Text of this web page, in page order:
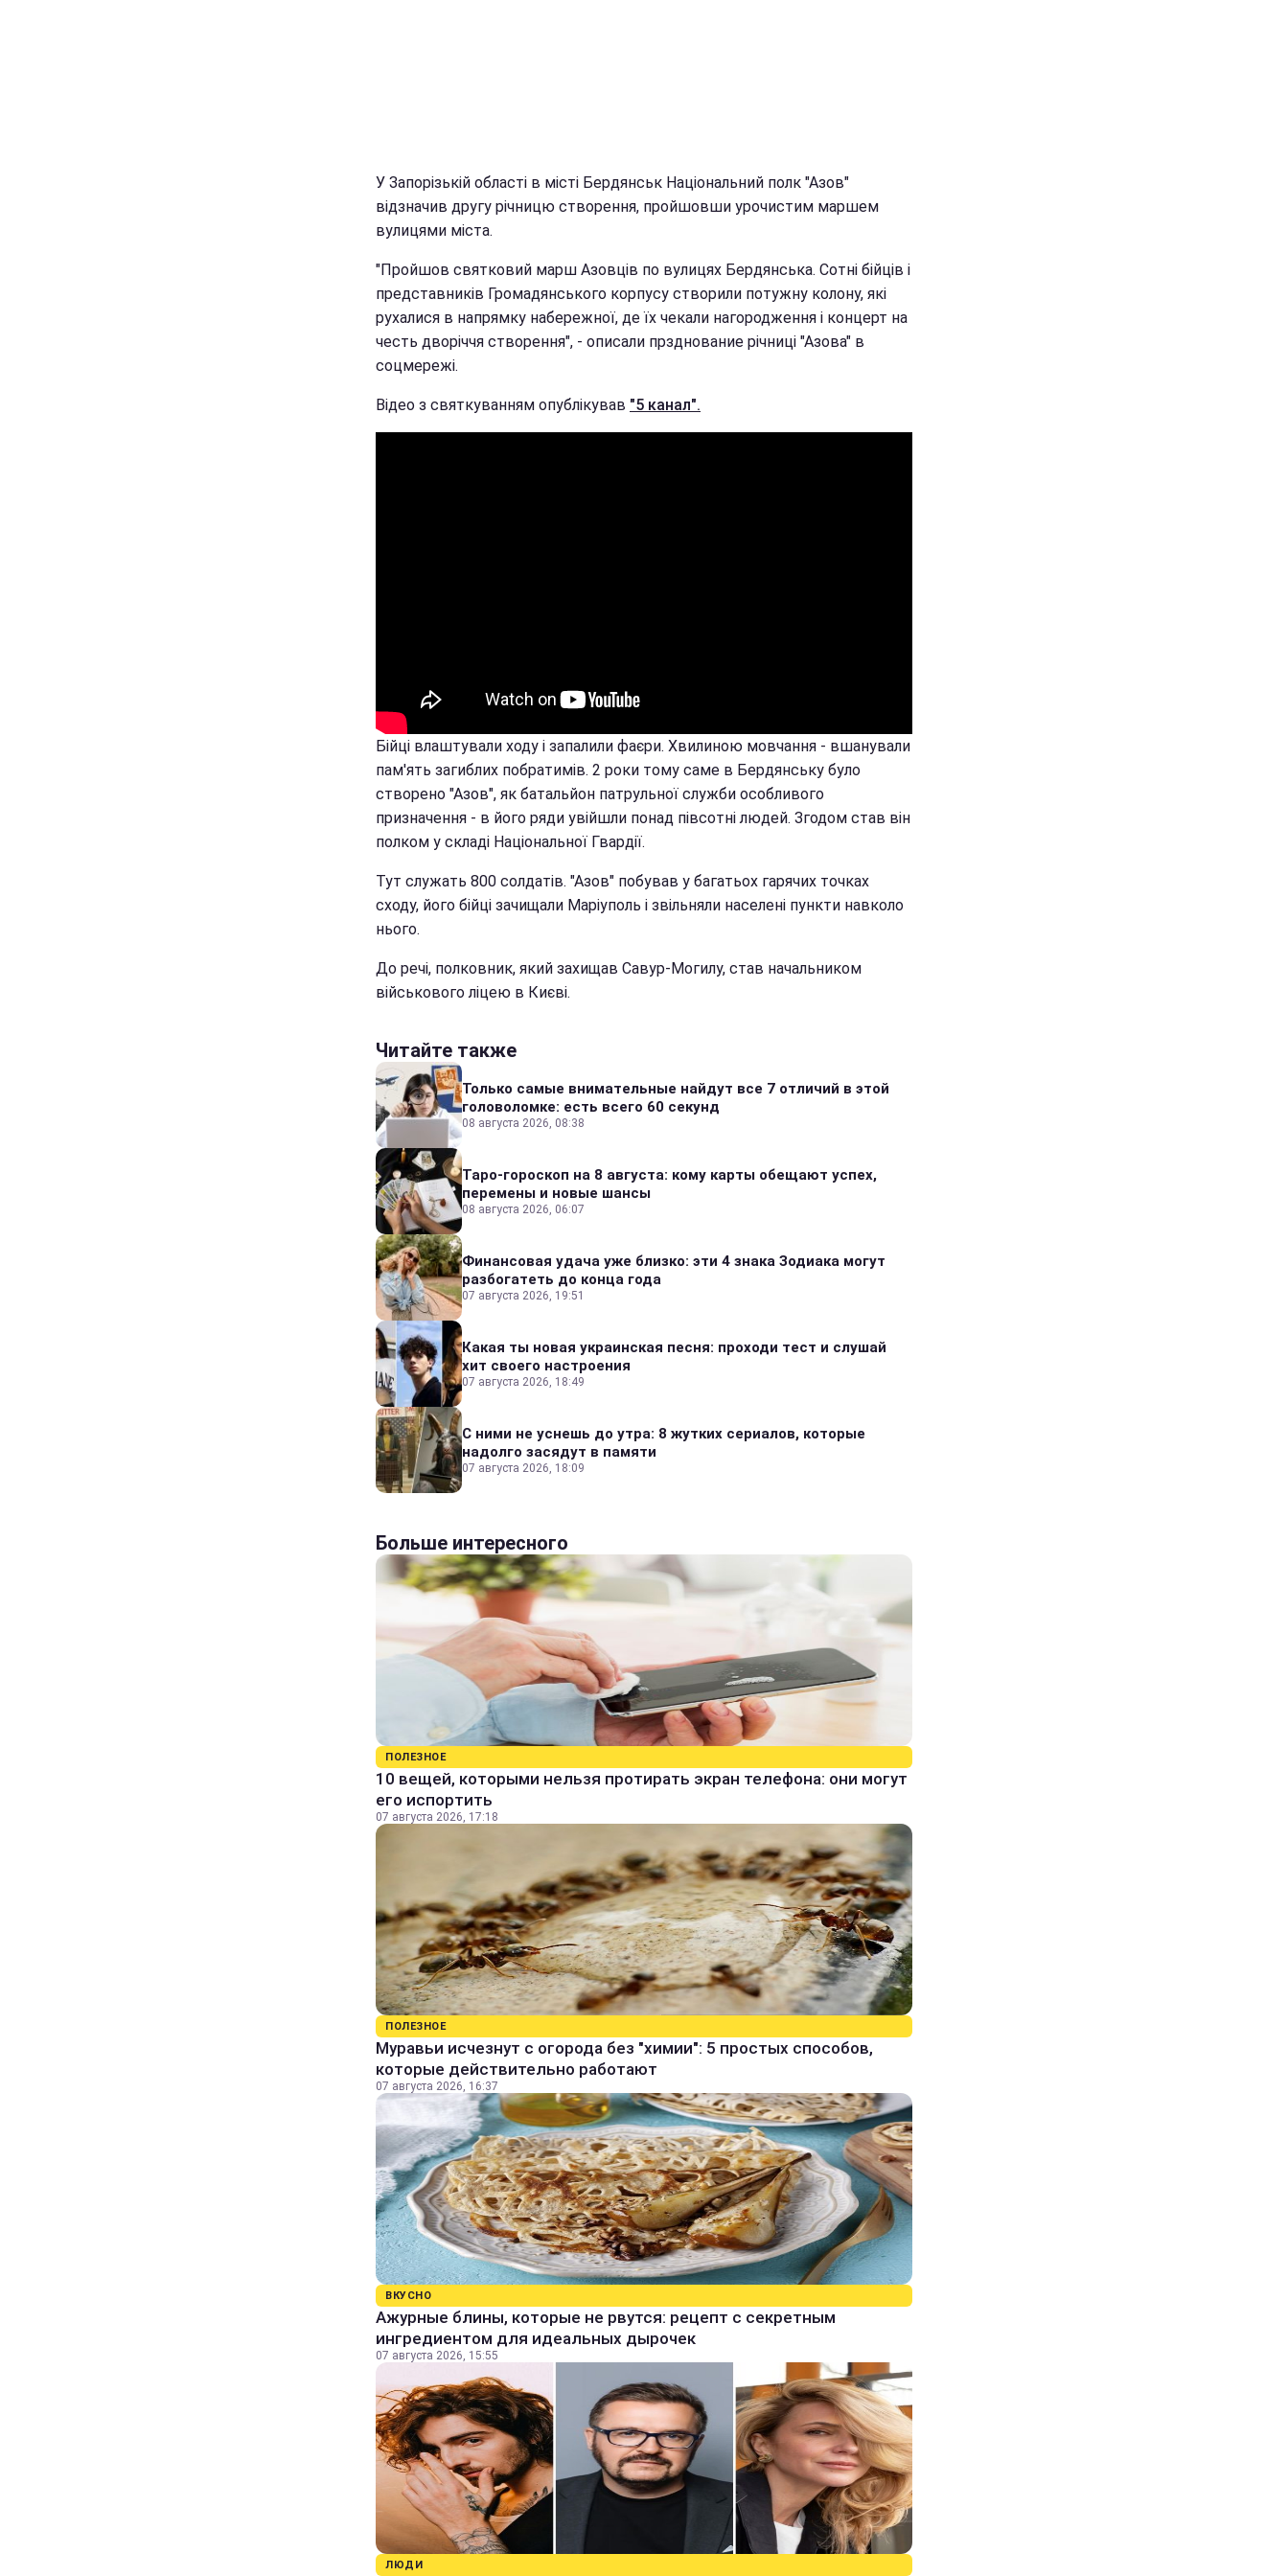
У Запорізькій області в місті Бердянськ Національний полк "Азов"
відзначив другу річницю створення, пройшовши урочистим маршем
вулицями міста.
"Пройшов святковий марш Азовців по вулицях Бердянська. Сотні бійців і
представників Громадянського корпусу створили потужну колону, які
рухалися в напрямку набережної, де їх чекали нагородження і концерт на
честь дворіччя створення", - описали прзднование річниці "Азова" в
соцмережі.
Відео з святкуванням опублікував "5 канал".
Бійці влаштували ходу і запалили фаєри. Хвилиною мовчання - вшанували
пам'ять загиблих побратимів. 2 роки тому саме в Бердянську було
створено "Азов", як батальйон патрульної служби особливого
призначення - в його ряди увійшли понад півсотні людей. Згодом став він
полком у складі Національної Гвардії.
Тут служать 800 солдатів. "Азов" побував у багатьох гарячих точках
сходу, його бійці зачищали Маріуполь і звільняли населені пункти навколо
нього.
До речі, полковник, який захищав Савур-Могилу, став начальником
військового ліцею в Києві.
Читайте также
Только самые внимательные найдут все 7 отличий в этой
головоломке: есть всего 60 секунд
08 августа 2026, 08:38
Таро-гороскоп на 8 августа: кому карты обещают успех,
перемены и новые шансы
08 августа 2026, 06:07
Финансовая удача уже близко: эти 4 знака Зодиака могут
разбогатеть до конца года
07 августа 2026, 19:51
Какая ты новая украинская песня: проходи тест и слушай
хит своего настроения
07 августа 2026, 18:49
С ними не уснешь до утра: 8 жутких сериалов, которые
надолго засядут в памяти
07 августа 2026, 18:09
Больше интересного
ПОЛЕЗНОЕ
10 вещей, которыми нельзя протирать экран телефона: они могут
его испортить
07 августа 2026, 17:18
ПОЛЕЗНОЕ
Муравьи исчезнут с огорода без "химии": 5 простых способов,
которые действительно работают
07 августа 2026, 16:37
ВКУСНО
Ажурные блины, которые не рвутся: рецепт с секретным
ингредиентом для идеальных дырочек
07 августа 2026, 15:55
ЛЮДИ